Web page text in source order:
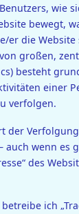
wie
bewegt,
er die
großen,
besteht
einer
verfolgen.
der
wenn es
des
ich